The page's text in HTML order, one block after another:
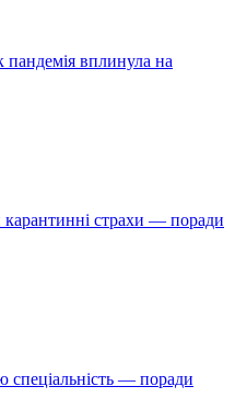
пандемія вплинула на
страхи — поради
спеціальність — поради